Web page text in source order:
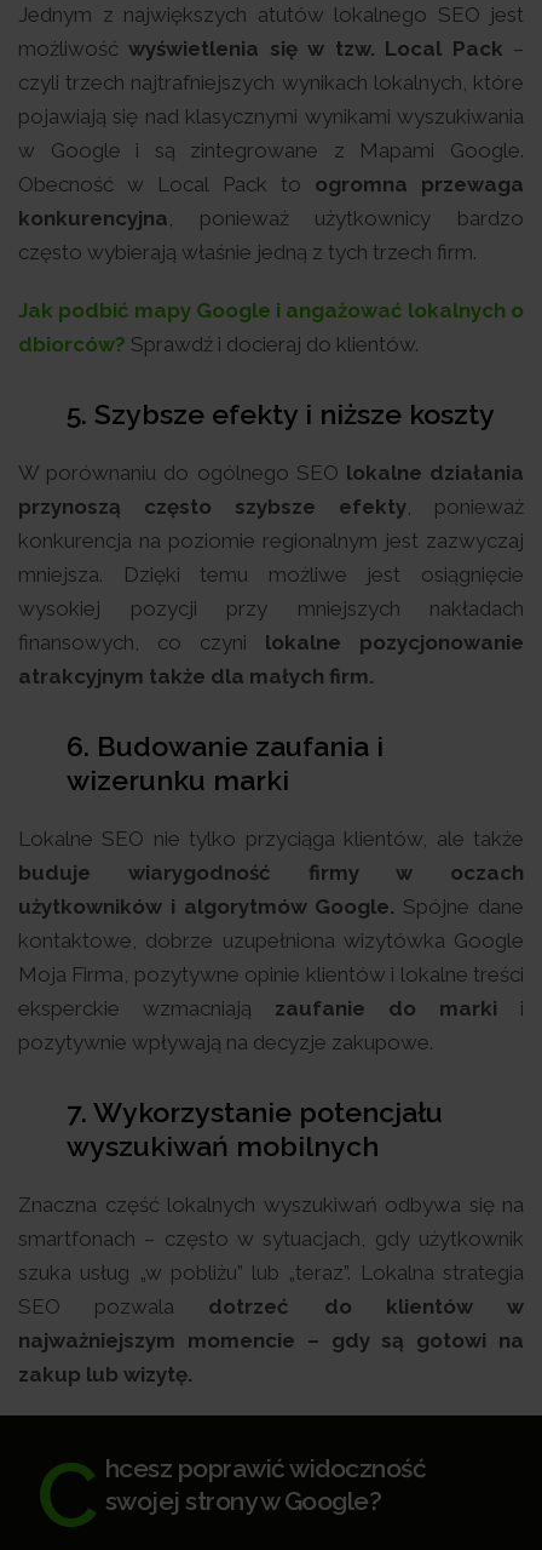
Jednym z największych atutów lokalnego SEO jest
możliwośćwyświetlenia się w tzw. Local Pack –
czyli trzech najtrafniejszych wynikach lokalnych, które
pojawiają się nad klasycznymi wynikami wyszukiwania
w Google i są zintegrowane z Mapami Google.
Obecność w Local Pack to ogromna przewaga
konkurencyjna , ponieważ użytkownicy bardzo
często wybierają właśnie jedną z tych trzech firm.
Jak podbić mapy Google i angażować lokalnych o
dbiorców? Sprawdź i docieraj do klientów.
5. Szybsze efekty i niższe koszty
W porównaniu do ogólnego SEO lokalne działania
przynoszą często szybsze efekty , ponieważ
konkurencja na poziomie regionalnym jest zazwyczaj
mniejsza. Dzięki temu możliwe jest osiągnięcie
wysokiej pozycji przy mniejszych nakładach
finansowych, co czyni lokalne pozycjonowanie
atrakcyjnym także dla małych firm.
6. Budowanie zaufania i
wizerunku marki
Lokalne SEO nie tylko przyciąga klientów, ale także
buduje wiarygodność firmy w oczach
użytkowników i algorytmów Google. Spójne dane
kontaktowe, dobrze uzupełniona wizytówka Google
Moja Firma, pozytywne opinie klientów i lokalne treści
eksperckie wzmacniają zaufanie do marki i
pozytywnie wpływają na decyzje zakupowe.
7. Wykorzystanie potencjału
wyszukiwań mobilnych
Znaczna część lokalnych wyszukiwań odbywa się na
smartfonach – często w sytuacjach, gdy użytkownik
szuka usług „w pobliżu” lub „teraz”. Lokalna strategia
SEO pozwala dotrzeć do klientów w
najważniejszym momencie – gdy są gotowi na
zakup lub wizytę.
C hcesz poprawić widoczność
swojej strony w Google?